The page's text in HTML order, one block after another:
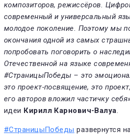
композиторов, режиссёров.
современный и универсальный
молодое поколение. Поэтому мы
окончания одной из самых
попробовать поговорить о
Отечественной на языке
#СтраницыПобеды – это
это проект-посвящение, это
его авторов вложил частичку
идеи Кирилл Карнович-Валуа.
#СтраницыПобеды развернутся